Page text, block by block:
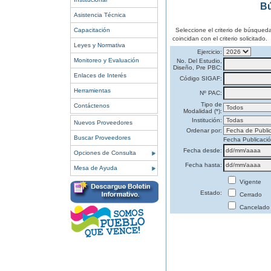
Asistencia Técnica
Capacitación
Leyes y Normativa
Monitoreo y Evaluación
Enlaces de Interés
Herramientas
Contáctenos
Nuevos Proveedores
Buscar Proveedores
Opciones de Consulta
Mesa de Ayuda
Seleccione el criterio de
coincidan con el criterio solicitado.
Ejercicio:
No. Del Estudio,
Diseño, Pre PBC:
Código SIGAF:
Nº PAC:
Tipo de
Modalidad (*):
Institución:
Ordenar por:
Fecha
Fecha desde:
Fecha hasta:
Estado:
Vigente
Cerrado
Cancelado